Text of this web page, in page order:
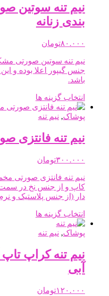
مختلفی
می
است
در
انتخاب
شوند
نیم تنه سوتین
بندی زنانه
۸۰.۰۰۰تومان
نیم تنه سوتین صورتی
جنس گیپور اعلا بوده و
باشد.
انتخاب گزینه ها
محصول
مختلفی
می
ممکن
است
در
محصول
پوشاک, نیم تنه
نیم تنه فانتزی
۳۰۰.۰۰۰تومان
نیم تنه فانتزی صورتی
کاپ و از جنس نخ در
دار (از جنس پلاستیک و
انتخاب گزینه ها
مختلفی
می
پوشاک, نیم تنه
نیم تنه کراپ
آبی
۱۲۰.۰۰۰تومان